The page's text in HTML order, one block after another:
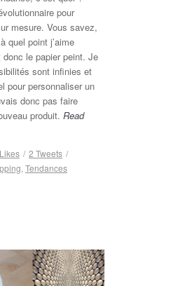
pour
mesure. Vous savez,
quel point j’aime
le papier peint. Je
sont infinies et
pour personnaliser un
donc pas faire
produit. Read
Likes / 2 Tweets /
, Tendances